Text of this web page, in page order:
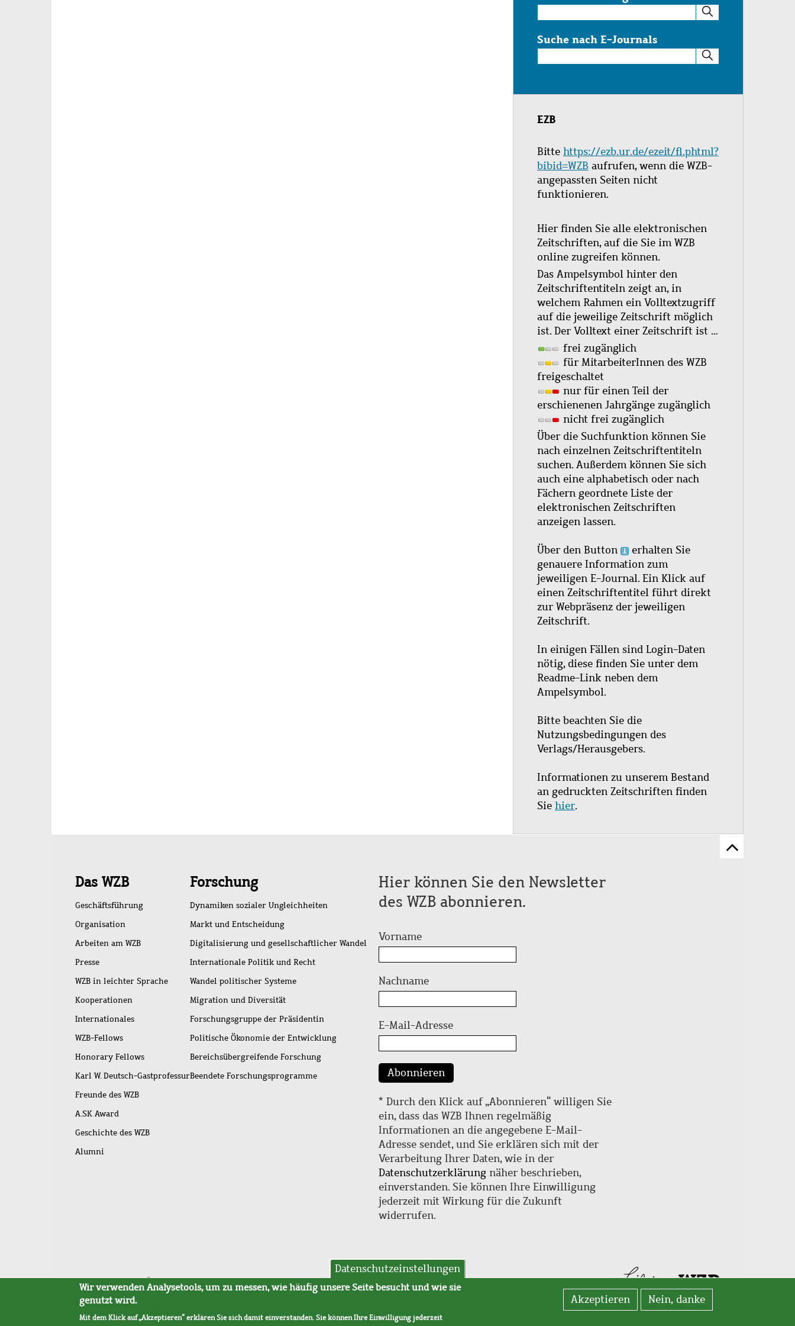
im
Katalog
Suche nach E-Journals
nach
Journals
EZB
Bitte https://ezb.ur.de/ezeit/fl.phtml?
bibid=WZB aufrufen, wenn die WZB-
angepassten Seiten nicht
funktionieren.
Hier finden Sie alle elektronischen
Zeitschriften, auf die Sie im WZB
online zugreifen können.
Das Ampelsymbol hinter den
Zeitschriftentiteln zeigt an, in
welchem Rahmen ein Volltextzugriff
auf die jeweilige Zeitschrift möglich
ist. Der Volltext einer Zeitschrift ist …
frei zugänglich
für MitarbeiterInnen des WZB
freigeschaltet
nur für einen Teil der
erschienenen Jahrgänge zugänglich
nicht frei zugänglich
Über die Suchfunktion können Sie
nach einzelnen Zeitschriftentiteln
suchen. Außerdem können Sie sich
auch eine alphabetisch oder nach
Fächern geordnete Liste der
elektronischen Zeitschriften
anzeigen lassen.
Über den Button
erhalten Sie
genauere Information zum
jeweiligen E-Journal. Ein Klick auf
einen Zeitschriftentitel führt direkt
zur Webpräsenz der jeweiligen
Zeitschrift.
In einigen Fällen sind Login-Daten
nötig, diese finden Sie unter dem
Readme-Link neben dem
Ampelsymbol.
Bitte beachten Sie die
Nutzungsbedingungen des
Verlags/Herausgebers.
Informationen zu unserem Bestand
an gedruckten Zeitschriften finden
Sie hier.
Zum
Schnellzugriff
Das WZB
Geschäftsführung
Organisation
Arbeiten am WZB
Presse
WZB in leichter Sprache
Kooperationen
Internationales
WZB-Fellows
Honorary Fellows
Karl W. Deutsch-Gastprofessur
Freunde des WZB
A.SK Award
Geschichte des WZB
Alumni
Forschung
Dynamiken sozialer Ungleichheiten
Markt und Entscheidung
Digitalisierung und gesellschaftlicher Wandel
Internationale Politik und Recht
Wandel politischer Systeme
Migration und Diversität
Forschungsgruppe der Präsidentin
Politische Ökonomie der Entwicklung
Bereichsübergreifende Forschung
Beendete Forschungsprogramme
Hier können Sie den Newsletter
des WZB abonnieren.
Vorname
Nachname
E-Mail-Adresse
Abonnieren
* Durch den Klick auf „Abonnieren“ willigen Sie
ein, dass das WZB Ihnen regelmäßig
Informationen an die angegebene E-Mail-
Adresse sendet, und Sie erklären sich mit der
Verarbeitung Ihrer Daten, wie in der
Datenschutzerklärung näher beschrieben,
einverstanden. Sie können Ihre Einwilligung
jederzeit mit Wirkung für die Zukunft
widerrufen.
Fußleistenmenü
SitemapBarrierefreiheitImpressumDatenschutzAVB
Datenschutzeinstellungen
Wir verwenden Analysetools, um zu messen, wie häufig unsere Seite besucht und wie sie
genutzt wird.
Mit dem Klick auf „Akzeptieren“ erklären Sie sich damit einverstanden. Sie können Ihre Einwilligung jederzeit
Akzeptieren Nein, danke